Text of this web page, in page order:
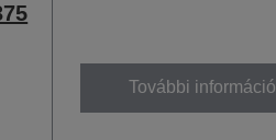
További információ